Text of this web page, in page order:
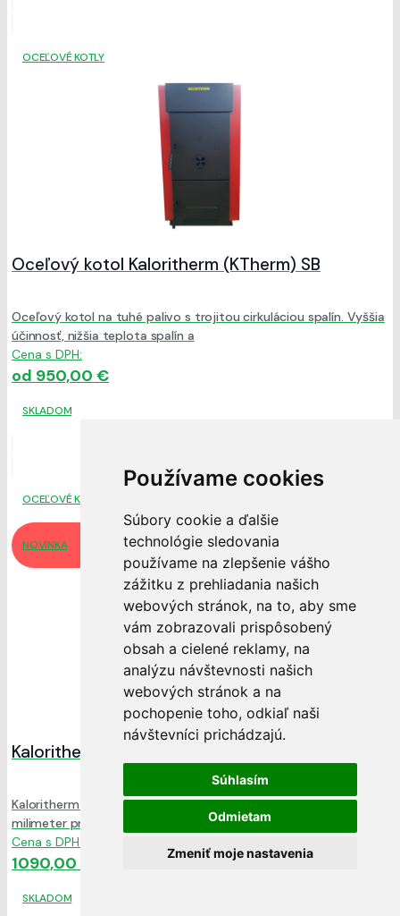
Používame cookies
Súbory cookie a ďalšie
technológie sledovania
používame na zlepšenie vášho
zážitku z prehliadania našich
webových stránok, na to, aby sme
vám zobrazovali prispôsobený
obsah a cielené reklamy, na
analýzu návštevnosti našich
webových stránok a na
pochopenie toho, odkiaľ naši
návštevníci prichádzajú.
Súhlasím
Odmietam
Zmeniť moje nastavenia
OCEĽOVÉ KOTLY
Oceľový kotol Kaloritherm (KTherm) SB
Oceľový kotol na tuhé palivo s trojitou cirkuláciou spalín. Vyššia
účinnosť, nižšia teplota spalín a
Cena s DPH:
od 950,00 €
SKLADOM
OCEĽOVÉ KOTLY
NOVINKA
Kaloritherm Czechoslovak Edition D 35 kW
Kaloritherm CZSK D 35 kW nahrádza Dakon Dor F32 a F32D na
milimeter presne.
Cena s DPH:
1090,00 €
SKLADOM